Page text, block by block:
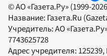
© АО «Газета.Ру» (1999-
Название: Газета.Ru
Учредитель:АО
7743625728
Адрес учредителя: